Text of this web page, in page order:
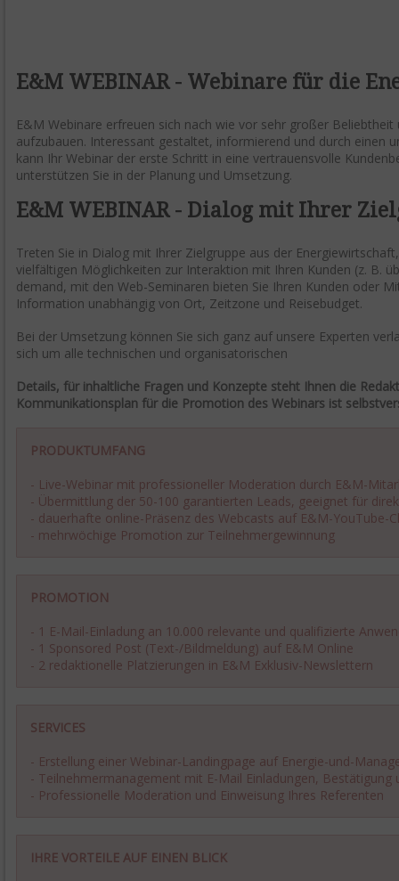
E&M WEBINAR - Webinare für die
E&M Webinare erfreuen sich nach wie vor sehr großer
aufzubauen. Interessant gestaltet, informierend und durch einen
kann Ihr Webinar der erste Schritt in eine vertrauensvolle
unterstützen Sie in der Planung und Umsetzung.
E&M WEBINAR - Dialog mit Ihrer
Treten Sie in Dialog mit Ihrer Zielgruppe aus der
vielfältigen Möglichkeiten zur Interaktion mit Ihren Kunden (z. B.
demand, mit den Web-Seminaren bieten Sie Ihren Kunden oder
Information unabhängig von Ort, Zeitzone und Reisebudget.
Bei der Umsetzung können Sie sich ganz auf unsere Experten
sich um alle technischen und organisatorischen
Details, für inhaltliche Fragen und Konzepte steht Ihnen die
Kommunikationsplan für die Promotion des Webinars ist
PRODUKTUMFANG
- Live-Webinar mit professioneller Moderation durch E&M-
- Übermittlung der 50-100 garantierten Leads, geeignet für
- dauerhafte online-Präsenz des Webcasts auf E&M-YouTube-
- mehrwöchige Promotion zur Teilnehmergewinnung
PROMOTION
- 1 E-Mail-Einladung an 10.000 relevante und qualifizierte
- 1 Sponsored Post (Text-/Bildmeldung) auf E&M Online
- 2 redaktionelle Platzierungen in E&M Exklusiv-Newslettern
SERVICES
- Erstellung einer Webinar-Landingpage auf Energie-und-
- Teilnehmermanagement mit E-Mail Einladungen, Bestätigung
- Professionelle Moderation und Einweisung Ihres Referenten
IHRE VORTEILE AUF EINEN BLICK